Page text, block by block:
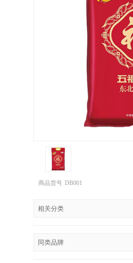
商品货号 DB001
相关分类
同类品牌